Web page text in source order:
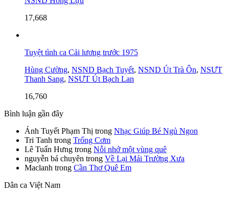
17,668
Tuyệt tình ca Cải lương trước 1975
Hùng Cường, NSND Bạch Tuyết, NSND Út Trà Ôn, NSƯT
Thanh Sang, NSƯT Út Bạch Lan
16,760
Bình luận gần đây
Ánh Tuyết Phạm Thị trong Nhạc Giúp Bé Ngủ Ngon
Tri Tanh trong Trống Cơm
Lê Tuấn Hưng trong Nỗi nhớ một vùng quê
nguyễn bá chuyên trong Về Lại Mái Trường Xưa
Maclanh trong Cần Thơ Quê Em
Dân ca Việt Nam